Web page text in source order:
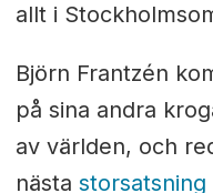
allt i
Björn Frantzén
på sina andra
av världen, och
nästa storsatsning